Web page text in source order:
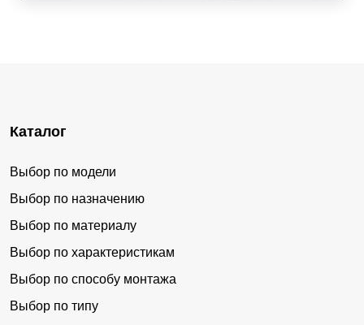
Каталог
Выбор по модели
Выбор по назначению
Выбор по материалу
Выбор по характеристикам
Выбор по способу монтажа
Выбор по типу